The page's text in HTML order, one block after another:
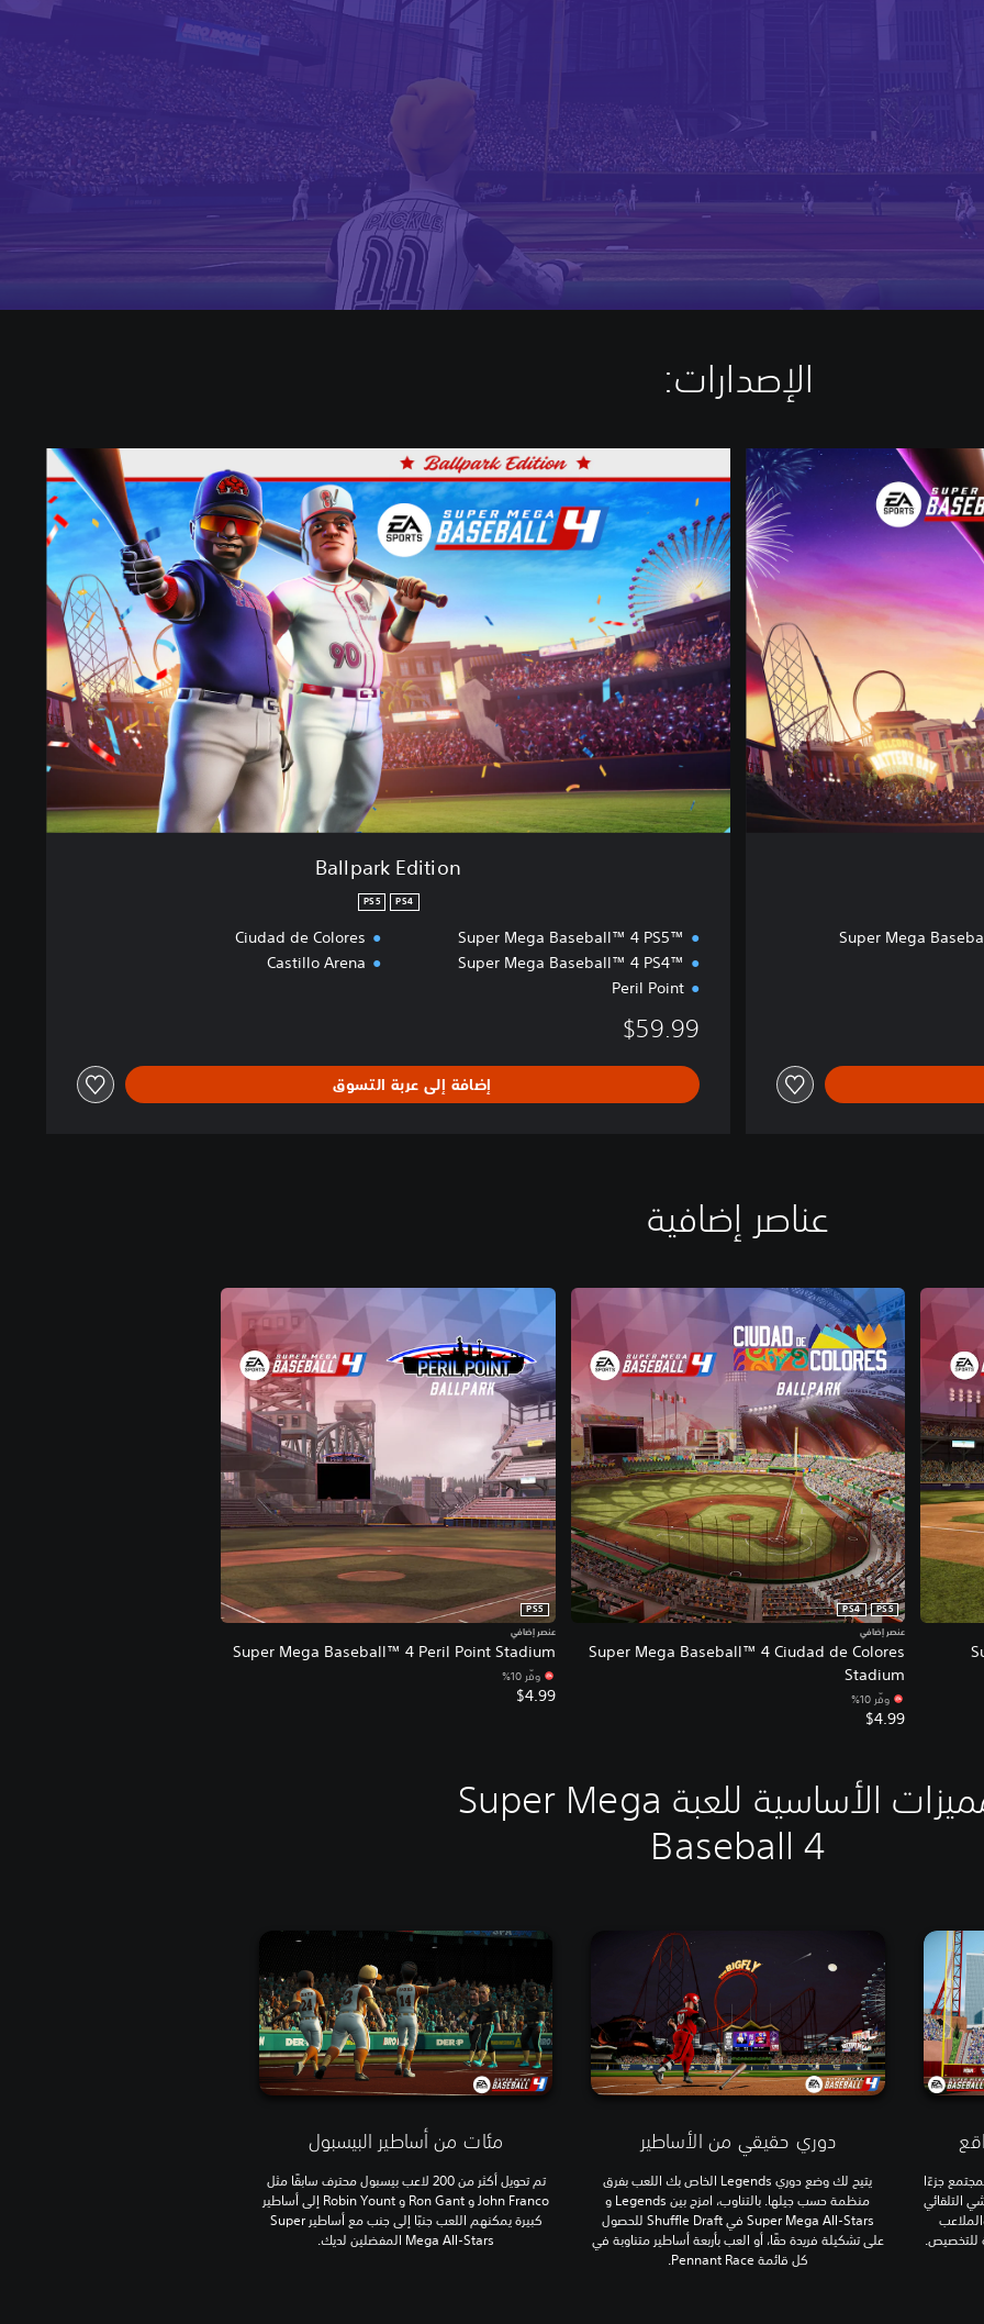
الإصدارات:‏
Super Mega
a
l
p
a
r
k
E
d
i
t
i
Ballpark Edition
PS4
PS5
Super Mega Baseball™ 4 PS5™‎
Super Mega Baseball™ 4 PS4™‎
Peril Point
Ciudad de Colores
Castillo Arena
$59.99
إضافة إلى عربة التسوق
عناصر إضافية
Super Mega Baseball™ 4 Ciudad de Colores
Stadium
PS5
PS4
عنصر إضافي
وفّر 10%‏
$4.99
Super Mega Baseball™ 4 Peril Point Stadium
PS5
عنصر إضافي
وفّر 10%‏
$4.99
المميزات الأساسية للعبة Super Mega
Baseball 4
مئات من أساطير البيسبول
تم تحويل أكثر من 200 لاعب بيسبول محترف سابقًا مثل
John Franco و Ron Gant و Robin Yount إلى أساطير
كبيرة يمكنهم اللعب جنبًا إلى جنب مع أساطير Super
Mega All-Stars المفضلين لديك.
دوري حقيقي من الأساطير
يتيح لك وضع دوري Legends الخاص بك اللعب بفرق
منظمة حسب جيلها. بالتناوب، امزج بين Legends و
Super Mega All-Stars في Shuffle Draft للحصول
على تشكيلة فريدة حقًا، أو العب بأربعة أساطير متناوبة في
كل قائمة Pennant Race.
جزءًا
والمشي التلقائي
للتخصيص.